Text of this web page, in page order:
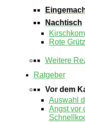
Nachtisch
Rote
Weitere
Ratgeber
Vor dem
Auswahl
Angst vor